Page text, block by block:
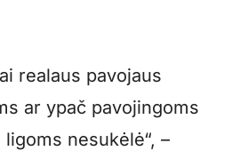
realaus pavojaus
ar ypač pavojingoms
nesukėlė“, –